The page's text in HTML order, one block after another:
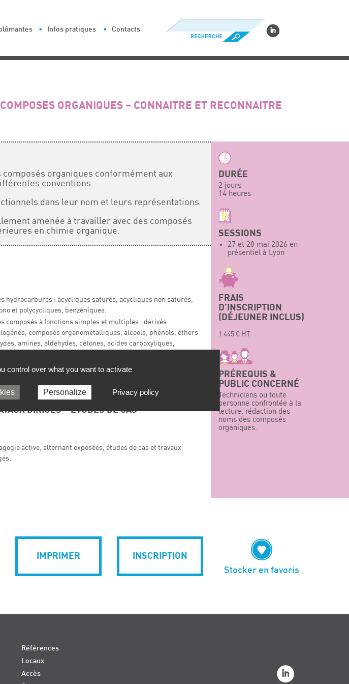
Infos pratiques Contacts
ORGANIQUES – CONNAITRE ET RECONNAITRE
DURÉE
2 jours
14 heures
SESSIONS
27 et 28 mai 2026 en
présentiel à Lyon
FRAIS
D’INSCRIPTION
(DÉJEUNER INCLUS)
1 445 € HT
PRÉREQUIS &
PUBLIC CONCERNÉ
Techniciens ou toute
personne confrontée à la
lecture, rédaction des
noms des composés
organiques.
organiques conformément aux
conventions.
dans leur nom et leurs représentations
amenée à travailler avec des composés
en chimie organique.
hydrocarbures : acycliques saturés, acycliques non saturés,
et polycycliques, benzéniques.
composés à fonctions simples et multiples : dérivés
composés organométalliques, alcools, phénols, éthers
amines, aldéhydes, cétones, acides carboxyliques,
composés stéréoisomères : règle de Cahn, Ingold et Prelog
composés hétérocycliques
DIRIGÉS – ETUDES DE CAS
active, alternant exposées, études de cas et travaux
IMPRIMER
INSCRIPTION
Stocker en favoris
Références
Locaux
Accès
control over what you want to activate
Personalize Privacy policy